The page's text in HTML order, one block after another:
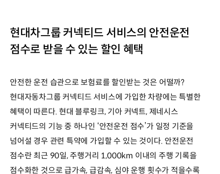
현대차그룹 커넥티드 서비스의 안전운전
점수로 받을 수 있는 할인 혜택
안전한 운전 습관으로 보험료를 할인받는 것은 어떨까?
현대자동차그룹 커넥티드 서비스에 가입한 차량에는 특별한
혜택이 따른다. 현대 블루링크, 기아 커넥트, 제네시스
커넥티드의 기능 중 하나인 ‘안전운전 점수’가 일정 기준을
넘어설 경우 관련 특약에 가입할 수 있는 것이다. 안전운전
점수란 최근 90일, 주행거리 1,000km 이내의 주행 기록을
점수화한 것으로 급가속, 급감속, 심야 운행 횟수가 적을수록